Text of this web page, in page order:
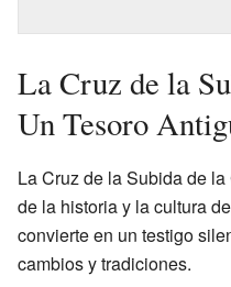
La Cruz de la
Un Tesoro
La Cruz de la Subida de
de la historia y la cultura
convierte en un testigo
cambios y tradiciones.